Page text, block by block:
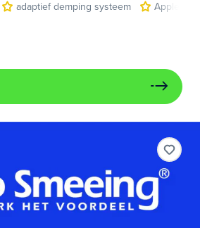
adaptief demping systeem
Apple